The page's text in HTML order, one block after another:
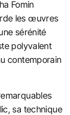
Fomin
les œuvres
sérénité
polyvalent
contemporain
sa technique